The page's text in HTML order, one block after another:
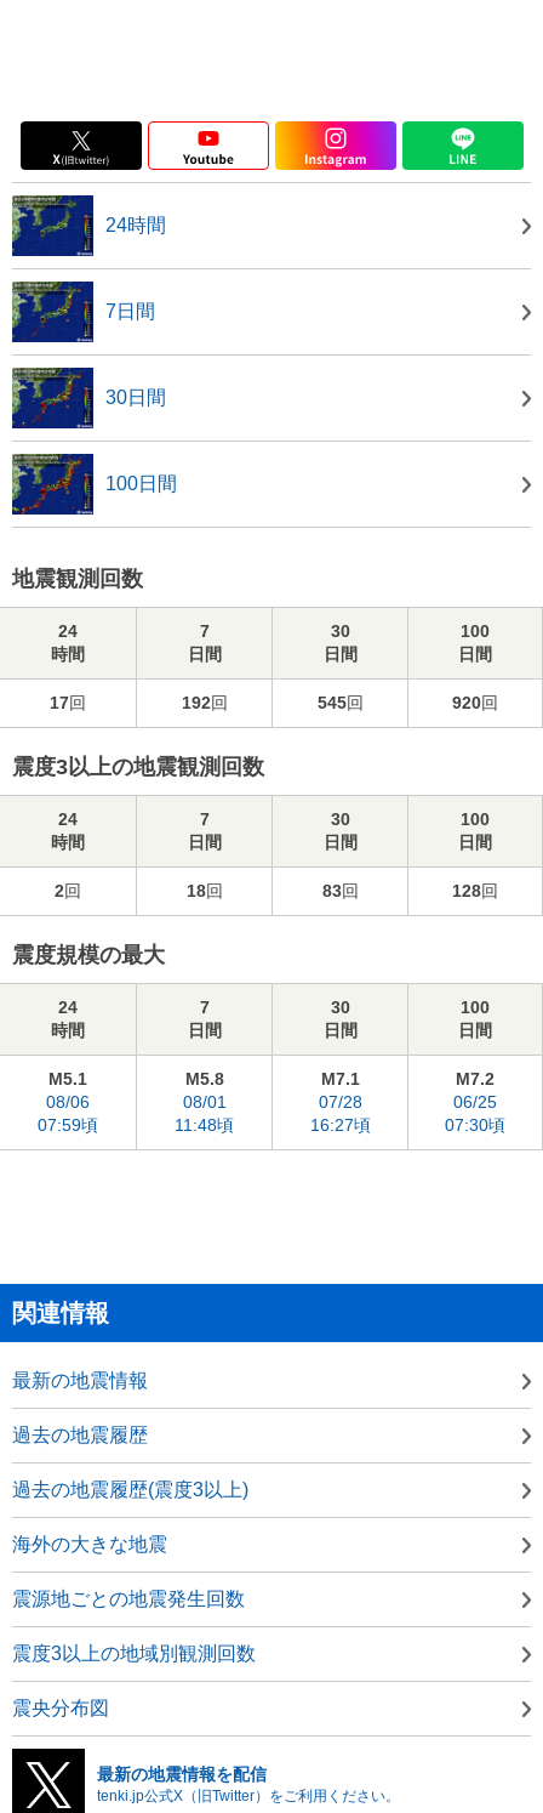
24時間
7日間
30日間
100日間
地震観測回数
24
時間
7
日間
30
日間
100
日間
17回 192回 545回 920回
震度3以上の地震観測回数
24
時間
7
日間
30
日間
100
日間
2回 18回 83回 128回
震度規模の最大
24
時間
7
日間
30
日間
100
日間
M5.1
08/06
07:59頃
M5.8
08/01
11:48頃
M7.1
07/28
16:27頃
M7.2
06/25
07:30頃
関連情報
最新の地震情報
過去の地震履歴
過去の地震履歴(震度3以上)
海外の大きな地震
震源地ごとの地震発生回数
震度3以上の地域別観測回数
震央分布図
最新の地震情報を配信
tenki.jp公式X（旧Twitter）をご利用ください。